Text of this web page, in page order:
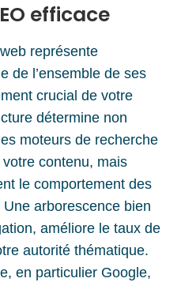
efficace
représente
de l’ensemble de ses
crucial de votre
détermine non
moteurs de recherche
contenu, mais
le comportement des
arborescence bien
améliore le taux de
autorité thématique.
en particulier Google,